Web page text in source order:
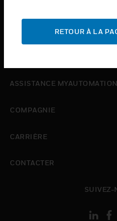
toggle view
ASSISTANCE
ASSISTANCE MYAUTOMATION
COMPAGNIE
CARRIÈRE
CONTACTER
SUIVEZ-
RETOUR À LA